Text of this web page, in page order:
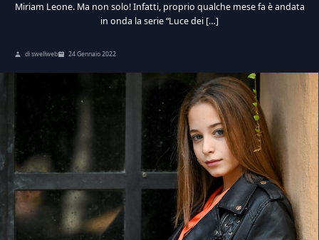
Miriam Leone. Ma non solo! Infatti, proprio qualche mese fa è andata
in onda la serie “Luce dei […]
di swellweb 24 Gennaio 2022